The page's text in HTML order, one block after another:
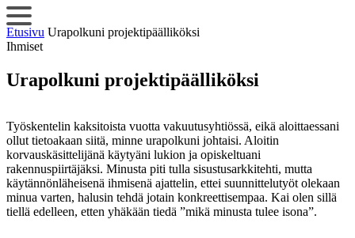
Siirry
sisältöön
Etusivu Urapolkuni projektipäälliköksi
Ihmiset
Urapolkuni projektipäälliköksi
Työskentelin kaksitoista vuotta vakuutusyhtiössä, eikä aloittaessani
ollut tietoakaan siitä, minne urapolkuni johtaisi. Aloitin
korvauskäsittelijänä käytyäni lukion ja opiskeltuani
rakennuspiirtäjäksi. Minusta piti tulla sisustusarkkitehti, mutta
käytännönläheisenä ihmisenä ajattelin, ettei suunnittelutyöt olekaan
minua varten, halusin tehdä jotain konkreettisempaa. Kai olen sillä
tiellä edelleen, etten yhäkään tiedä ”mikä minusta tulee isona”.